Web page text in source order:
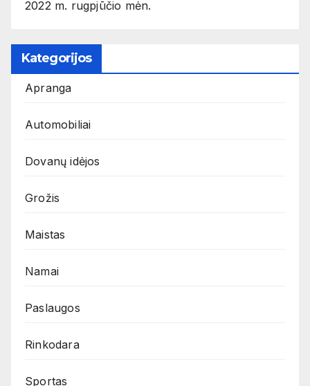
2022 m. rugpjūčio mėn.
Kategorijos
Apranga
Automobiliai
Dovanų idėjos
Grožis
Maistas
Namai
Paslaugos
Rinkodara
Sportas